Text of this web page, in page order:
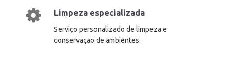
Limpeza especializada
Serviço personalizado de limpeza e
conservação de ambientes.